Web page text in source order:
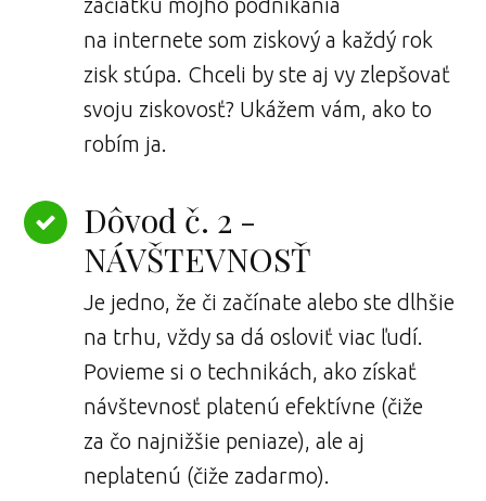
začiatku môjho podnikania
na internete som ziskový a každý rok
zisk stúpa. Chceli by ste aj vy zlepšovať
svoju ziskovosť? Ukážem vám, ako to
robím ja.
Dôvod č. 2 -
NÁVŠTEVNOSŤ
Je jedno, že či začínate alebo ste dlhšie
na trhu, vždy sa dá osloviť viac ľudí.
Povieme si o technikách, ako získať
návštevnosť platenú efektívne (čiže
za čo najnižšie peniaze), ale aj
neplatenú (čiže zadarmo).